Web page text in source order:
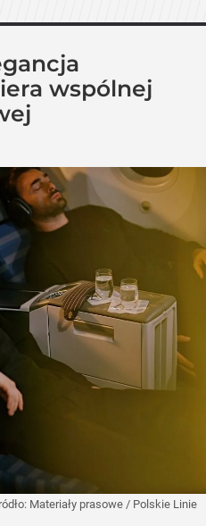
wspólnej
Materiały prasowe / Polskie Linie